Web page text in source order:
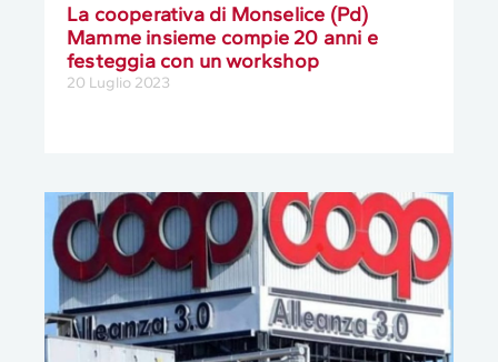
La cooperativa di Monselice (Pd)
Mamme insieme compie 20 anni e
festeggia con un workshop
20 Luglio 2023